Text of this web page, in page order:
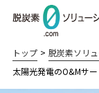
トップ 脱炭素ソリ
太陽光発電のO&Mサー